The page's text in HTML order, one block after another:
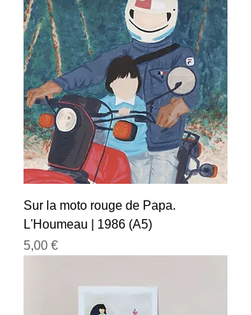
Sur la moto rouge de Papa.
L'Houmeau | 1986 (A5)
Prix
5,00 €